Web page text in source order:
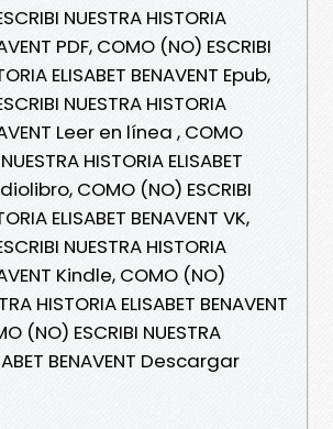
NUESTRA HISTORIA
PDF, COMO (NO) ESCRIBI
ELISABET BENAVENT Epub,
NUESTRA HISTORIA
Leer en línea , COMO
HISTORIA ELISABET
COMO (NO) ESCRIBI
ELISABET BENAVENT VK,
NUESTRA HISTORIA
Kindle, COMO (NO)
HISTORIA ELISABET BENAVENT
(NO) ESCRIBI NUESTRA
BENAVENT Descargar